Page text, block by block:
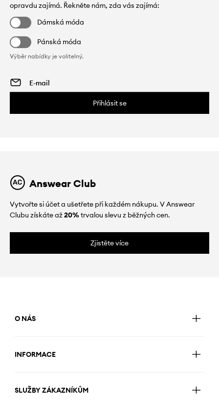
opravdu zajímá. Řekněte nám, zda vás zajímá:
Dámská móda
Pánská móda
Výběr nabídky je volitelný.
Přihlásit se
Answear Club
Vytvořte si účet a ušetřete při každém nákupu. V Answear
Clubu získáte až20%trvalou slevu z běžných cen.
Zjistěte více
O NÁS
INFORMACE
SLUŽBY ZÁKAZNÍKŮM